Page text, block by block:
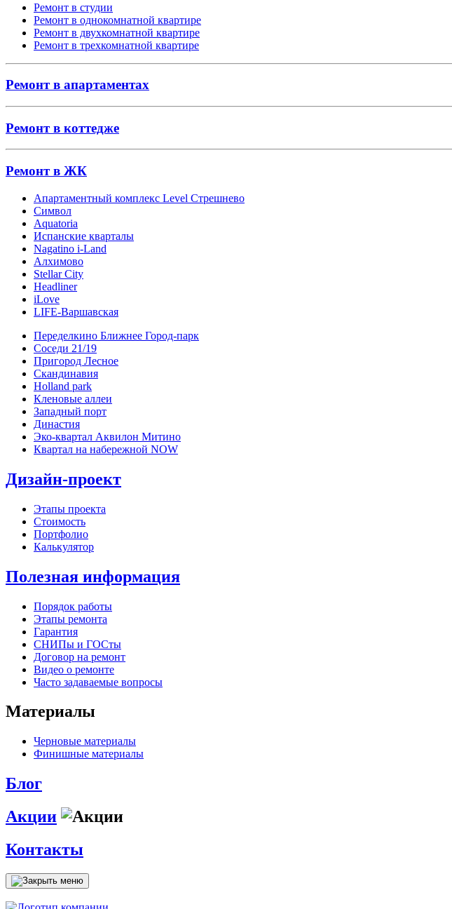
Ремонт в студии
Ремонт в однокомнатной квартире
Ремонт в двухкомнатной квартире
Ремонт в трехкомнатной квартире
Ремонт в апартаментах
Ремонт в коттедже
Ремонт в ЖК
Апартаментный комплекс Level Стрешнево
Символ
Aquatoria
Испанские кварталы
Nagatino i-Land
Алхимово
Stellar City
Headliner
iLove
LIFE-Варшавская
Переделкино Ближнее Город-парк
Соседи 21/19
Пригород Лесное
Скандинавия
Holland park
Кленовые аллеи
Западный порт
Династия
Эко-квартал Аквилон Митино
Квартал на набережной NOW
Дизайн-проект
Этапы проекта
Стоимость
Портфолио
Калькулятор
Полезная информация
Порядок работы
Этапы ремонта
Гарантия
СНИПы и ГОСты
Договор на ремонт
Видео о ремонте
Часто задаваемые вопросы
Материалы
Черновые материалы
Финишные материалы
Блог
Акции
Контакты